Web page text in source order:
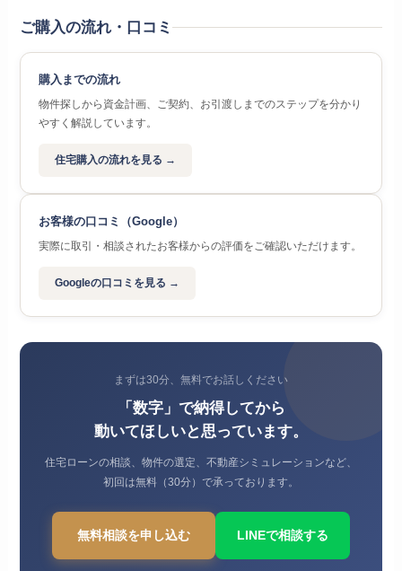
ご購入の流れ・口コミ
購入までの流れ
物件探しから資金計画、ご契約、お引渡しまでのステップを分かり
やすく解説しています。
住宅購入の流れを見る →
お客様の口コミ（Google）
実際に取引・相談されたお客様からの評価をご確認いただけます。
Googleの口コミを見る →
まずは30分、無料でお話しください
「数字」で納得してから
動いてほしいと思っています。
住宅ローンの相談、物件の選定、不動産シミュレーションなど、
初回は無料（30分）で承っております。
無料相談を申し込む LINEで相談する